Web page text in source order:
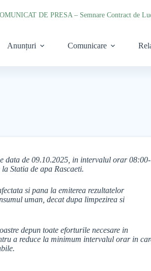
Anunțuri Comunicare
data de 09.10.2025, in intervalul orar 08:00-
Statia de apa Rascaeti.
si pana la emiterea rezultatelor
uman, decat dupa limpezirea si
depun toate eforturile necesare in
a reduce la minimum intervalul orar in